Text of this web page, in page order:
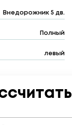
Внедорожник 5 дв.
Полный
левый